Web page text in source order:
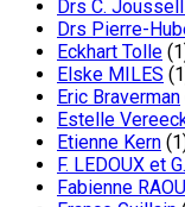
Drs C.
Drs Pierre-
Eckhart Tolle
Elske MILES
Eric Braverman
Estelle
Etienne Kern
F. LEDOUX et
Fabienne